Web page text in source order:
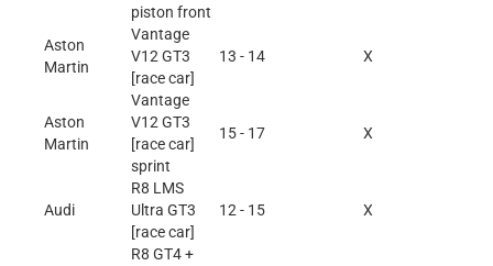
piston front
Aston
Martin
Vantage
V12 GT3
[race car]
13 - 14 X
Aston
Martin
Vantage
V12 GT3
[race car]
sprint
15 - 17 X
Audi
R8 LMS
Ultra GT3
[race car]
12 - 15 X
R8 GT4 +